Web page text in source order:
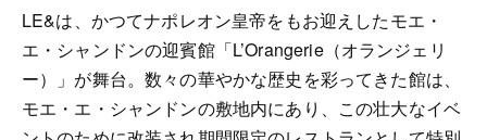
LE&は、かつてナポレオン皇帝をもお迎えしたモエ・
エ・シャンドンの迎賓館「L’Orangerie（オランジェリ
ー）」が舞台。数々の華やかな歴史を彩ってきた館は、
モエ・エ・シャンドンの敷地内にあり、この壮大なイベ